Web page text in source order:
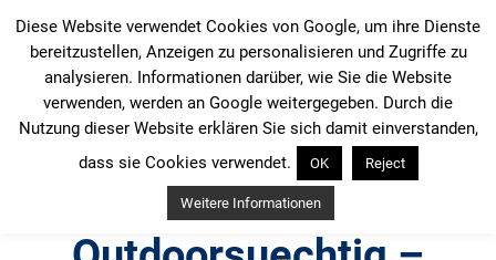
Inhalt
springen
Diese Website verwendet Cookies von Google, um ihre Dienste
bereitzustellen, Anzeigen zu personalisieren und Zugriffe zu
analysieren. Informationen darüber, wie Sie die Website
verwenden, werden an Google weitergegeben. Durch die
Nutzung dieser Website erklären Sie sich damit einverstanden,
dass sie Cookies verwendet.
OK Reject
Weitere Informationen